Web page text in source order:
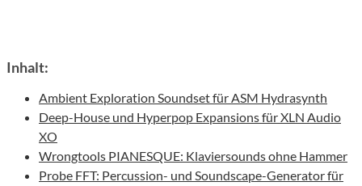
Inhalt:
Ambient Exploration Soundset für ASM Hydrasynth
Deep-House und Hyperpop Expansions für XLN Audio
XO
Wrongtools PIANESQUE: Klaviersounds ohne Hammer
Probe FFT: Percussion- und Soundscape-Generator für